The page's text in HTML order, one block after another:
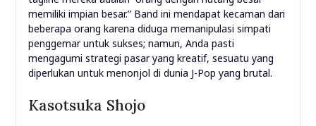
memiliki impian besar.” Band ini mendapat kecaman dari
beberapa orang karena diduga memanipulasi simpati
penggemar untuk sukses; namun, Anda pasti
mengagumi strategi pasar yang kreatif, sesuatu yang
diperlukan untuk menonjol di dunia J-Pop yang brutal.
Kasotsuka Shojo